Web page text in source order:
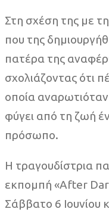
Στη σχέση της με
που της
πατέρα της
σχολιάζοντας ότι
οποία
φύγει από τη ζωή
πρόσωπο.
Η τραγουδίστρια
εκπομπή «After
Σάββατο 6